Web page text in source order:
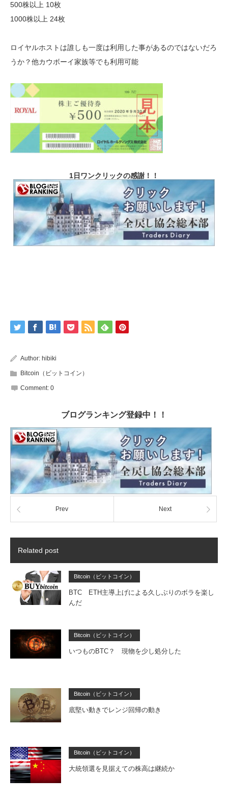
500株以上 10枚
1000株以上 24枚
ロイヤルホストは誰しも一度は利用した事があるのではないだろ
うか？他カウボーイ家族等でも利用可能
1日ワンクリックの感謝！！
Author: hibiki
Bitcoin（ビットコイン）
Comment: 0
ブログランキング登録中！！
Prev Next
Related post
Bitcoin（ビットコイン）
BTC ETH主導上げによる久しぶりのボラを楽し
んだ
Bitcoin（ビットコイン）
いつものBTC？ 現物を少し処分した
Bitcoin（ビットコイン）
底堅い動きでレンジ回帰の動き
Bitcoin（ビットコイン）
大統領選を見据えての株高は継続か